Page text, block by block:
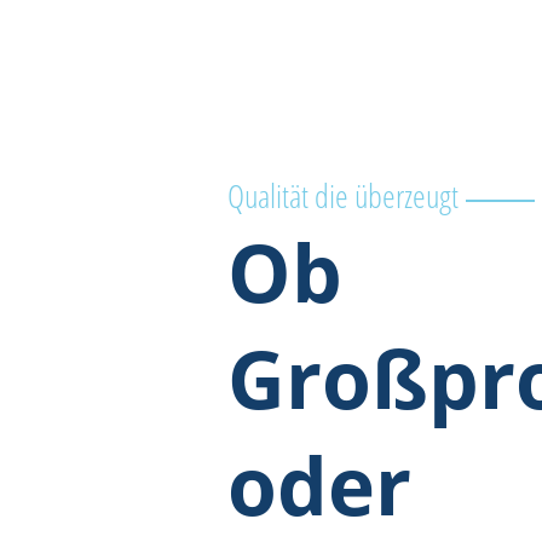
Qualität die überzeugt
Ob
oder